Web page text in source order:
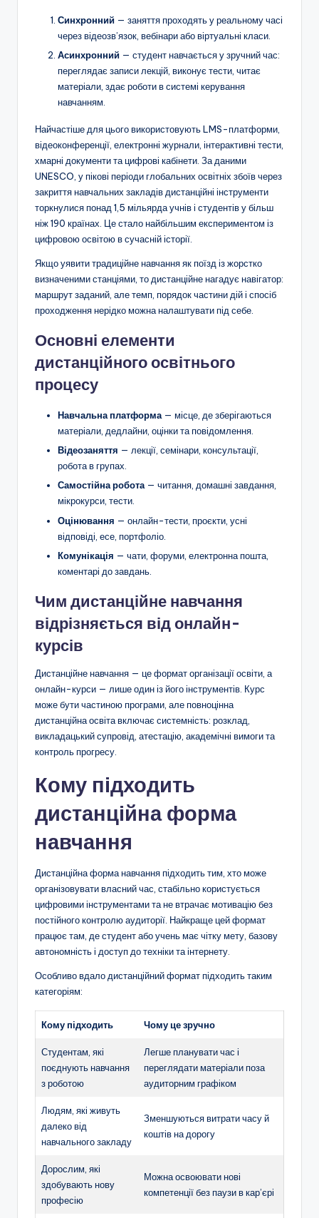
Синхронний — заняття проходять у реальному часі
через відеозв’язок, вебінари або віртуальні класи.
Асинхронний — студент навчається у зручний час:
переглядає записи лекцій, виконує тести, читає
матеріали, здає роботи в системі керування
навчанням.
Найчастіше для цього використовують LMS-платформи,
відеоконференції, електронні журнали, інтерактивні тести,
хмарні документи та цифрові кабінети. За даними
UNESCO, у пікові періоди глобальних освітніх збоїв через
закриття навчальних закладів дистанційні інструменти
торкнулися понад 1,5 мільярда учнів і студентів у більш
ніж 190 країнах. Це стало найбільшим експериментом із
цифровою освітою в сучасній історії.
Якщо уявити традиційне навчання як поїзд із жорстко
визначеними станціями, то дистанційне нагадує навігатор:
маршрут заданий, але темп, порядок частини дій і спосіб
проходження нерідко можна налаштувати під себе.
Основні елементи
дистанційного освітнього
процесу
Навчальна платформа — місце, де зберігаються
матеріали, дедлайни, оцінки та повідомлення.
Відеозаняття — лекції, семінари, консультації,
робота в групах.
Самостійна робота— читання, домашні завдання,
мікрокурси, тести.
Оцінювання — онлайн-тести, проєкти, усні
відповіді, есе, портфоліо.
Комунікація — чати, форуми, електронна пошта,
коментарі до завдань.
Чим дистанційне навчання
відрізняється від онлайн-
курсів
Дистанційне навчання — це формат організації освіти, а
онлайн-курси — лише один із його інструментів. Курс
може бути частиною програми, але повноцінна
дистанційна освіта включає системність: розклад,
викладацький супровід, атестацію, академічні вимоги та
контроль прогресу.
Кому підходить
дистанційна форма
навчання
Дистанційна форма навчання підходить тим, хто може
організовувати власний час, стабільно користується
цифровими інструментами та не втрачає мотивацію без
постійного контролю аудиторії. Найкраще цей формат
працює там, де студент або учень має чітку мету, базову
автономність і доступ до техніки та інтернету.
Особливо вдало дистанційний формат підходить таким
категоріям:
Кому підходить Чому це зручно
Студентам, які
поєднують навчання
з роботою
Легше планувати час і
переглядати матеріали поза
аудиторним графіком
Людям, які живуть
далеко від
навчального закладу
Зменшуються витрати часу й
коштів на дорогу
Дорослим, які
здобувають нову
професію
Можна освоювати нові
компетенції без паузи в кар’єрі